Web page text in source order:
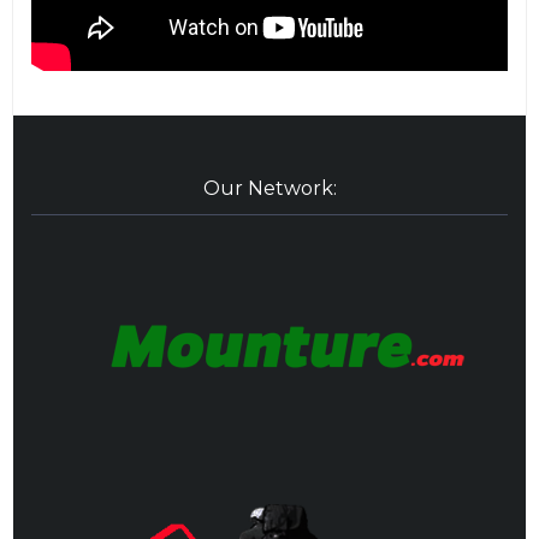
Our Network: